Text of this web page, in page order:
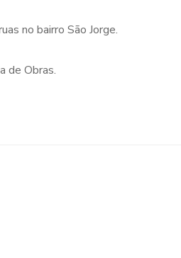
no bairro São Jorge.
de Obras.